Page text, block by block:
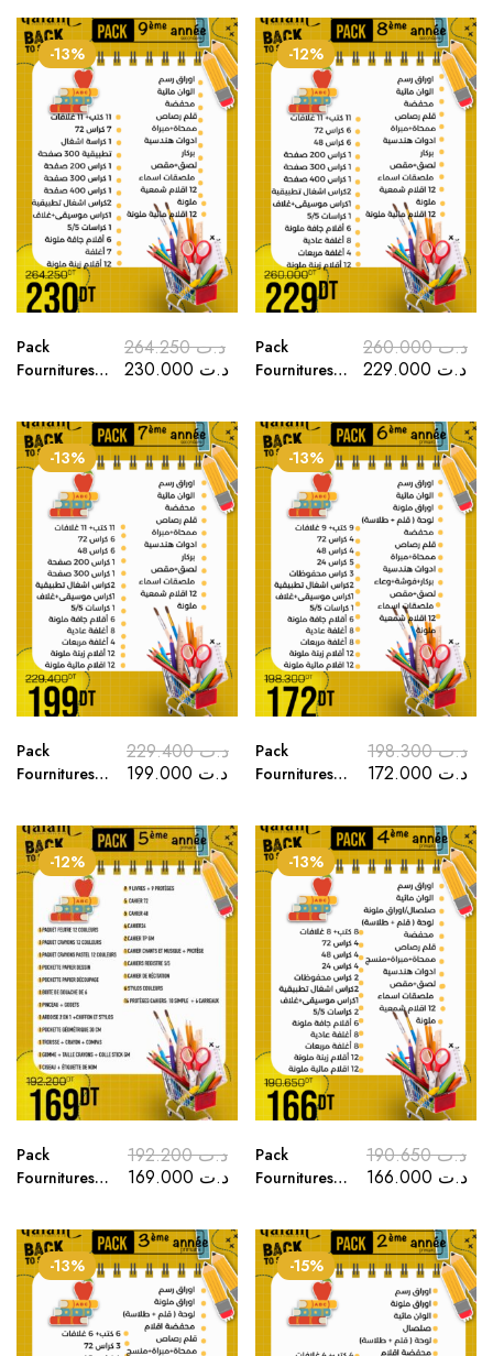
année
Secondaire
2025-2026
Baccalauréat
2025-2026
اللوازم
المدرسية
البكالوريا
-13%
Pack
Fournitures
Année 2025-
2026 اللوازم
المدرسية
للسنة التاسعة
أساسي
د.ت264.250
د.ت
-12%
Pack
Fournitures
Année 2025-
2026 اللوازم
المدرسية
للسنة الثامنة
أساسي
د.ت260.000
د.ت
-13%
Pack
Fournitures
Année 2025-
2026 اللوازم
المدرسية
للسنة السابعة
أساسي
د.ت229.400
د.ت
-13%
Pack
Fournitures
Année 2025-
2026 اللوازم
المدرسية للسنة
السادسة
ابتدائي
د.ت198.300
د.ت
-12%
Pack
Fournitures
Année 2025-
2026 اللوازم
المدرسية للسنة
الخامسة
ابتدائي
د.ت192.200
د.ت
-13%
Pack
Fournitures
Année 2025-
2026 اللوازم
المدرسية للسنة
الرابعة ابتدائي
د.ت190.650
د.ت
-13% -15%